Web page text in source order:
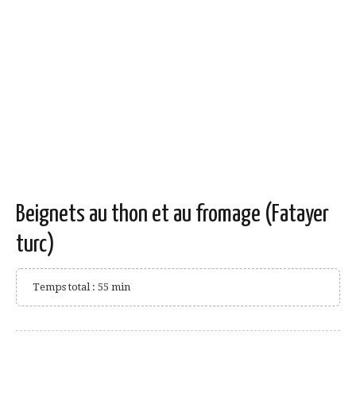
Beignets au thon et au fromage (Fatayer
turc)
Temps total : 55 min